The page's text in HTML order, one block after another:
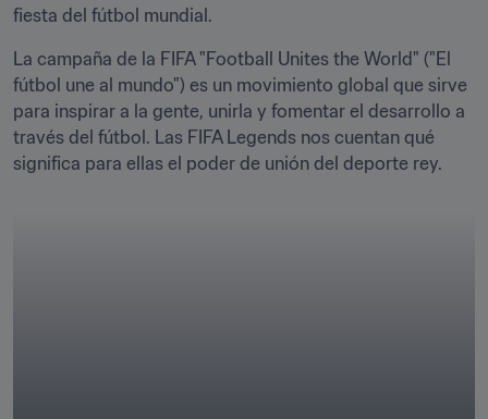
fiesta del fútbol mundial.
La campaña de la FIFA "Football Unites the World" ("El
fútbol une al mundo") es un movimiento global que sirve
para inspirar a la gente, unirla y fomentar el desarrollo a
través del fútbol. Las FIFA Legends nos cuentan qué
significa para ellas el poder de unión del deporte rey.